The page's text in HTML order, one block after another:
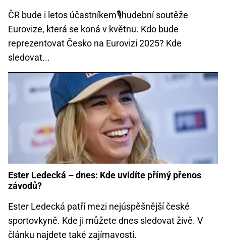
ČR bude i letos účastníkem🎙️hudební soutěže
Eurovize, která se koná v květnu. Kdo bude
reprezentovat Česko na Eurovizi 2025? Kde
sledovat...
Ester Ledecká – dnes: Kde uvidíte přímý přenos
závodů?
Ester Ledecká patří mezi nejúspěšnější české
sportovkyně. Kde ji můžete dnes sledovat živě. V
článku najdete také zajímavosti.